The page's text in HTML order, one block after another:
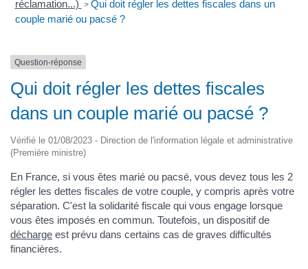
réclamation...) > Qui doit régler les dettes fiscales dans un
couple marié ou pacsé ?
Question-réponse
Qui doit régler les dettes fiscales
dans un couple marié ou pacsé ?
Vérifié le 01/08/2023 - Direction de l'information légale et administrative
(Première ministre)
En France, si vous êtes marié ou pacsé, vous devez tous les 2
régler les dettes fiscales de votre couple, y compris après votre
séparation. C'est la solidarité fiscale qui vous engage lorsque
vous êtes imposés en commun. Toutefois, un dispositif de
décharge est prévu dans certains cas de graves difficultés
financières.